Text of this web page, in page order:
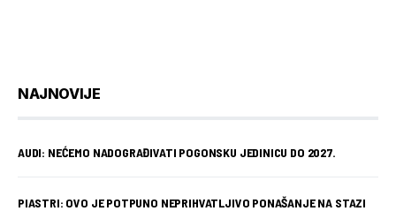
NAJNOVIJE
AUDI: NEĆEMO NADOGRAĐIVATI POGONSKU JEDINICU DO 2027.
PIASTRI: OVO JE POTPUNO NEPRIHVATLJIVO PONAŠANJE NA STAZI